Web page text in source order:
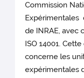
Commission
Expérimentales
de INRAE, avec
ISO 14001.
concerne les
expérimentales